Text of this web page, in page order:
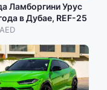
Ламборгини Урус
в Дубае, REF-25